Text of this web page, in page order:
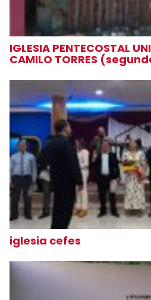
IGLESIA PENTECOSTAL
CAMILO TORRES
iglesia cefes